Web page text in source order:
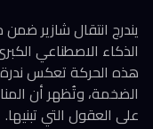
يندرج انتقال شازير
هذه الحركة تعكس
الضخمة، وتُظهر أن
على العقول التي تبنيها.